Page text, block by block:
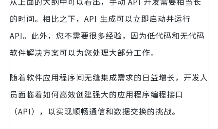
的时间。相比之下，API 生成可以立即启动并运行
API。此外，您不需要很多经验，因为低代码和无代码
软件解决方案可以为您处理大部分工作。
随着软件应用程序间无缝集成需求的日益增长，开发人
员面临着如何高效创建强大的应用程序编程接口
（API），以实现顺畅通信和数据交换的挑战。